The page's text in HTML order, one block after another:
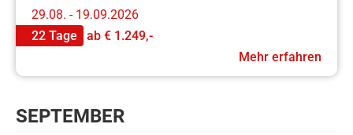
29.08. - 19.09.2026
22 Tage
ab € 1.249,-
Mehr erfahren
SEPTEMBER